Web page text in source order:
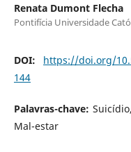
Renata Dumont Flecha
Pontifícia Universidade
DOI: https://doi.org/
144
Palavras-chave:
Mal-estar